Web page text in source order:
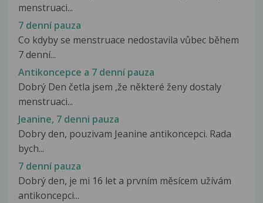
menstruaci...
7 denní pauza
Co kdyby se menstruace nedostavila vůbec během
7 denní...
Antikoncepce a 7 denní pauza
Dobrý Den četla jsem ,že některé ženy dostaly
menstruaci...
Jeanine, 7 denni pauza
Dobry den, pouzivam Jeanine antikoncepci. Rada
bych...
7 denní pauza
Dobrý den, je mi 16 let a prvním měsícem užívám
antikoncepci...